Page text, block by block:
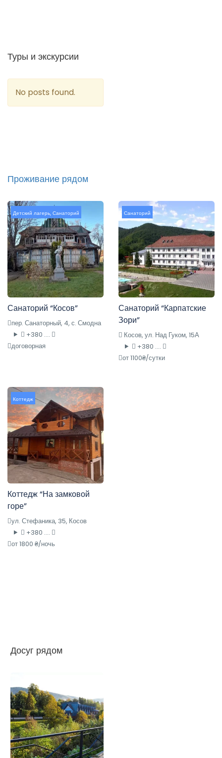
Туры и экскурсии
No posts found.
Проживание рядом
Детский лагерь, Санаторий
Санаторий “Косов”
пер. Санаторный, 4, с. Смодна
+380 ....
договорная
Санаторий
Санаторий “Карпатские
Зори”
Косов, ул. Над Гуком, 15А
+380 ....
от 1100₴/сутки
Коттедж
Коттедж “На замковой
горе”
ул. Стефаника, 35, Косов
+380 ....
от 1800 ₴/ночь
Досуг рядом